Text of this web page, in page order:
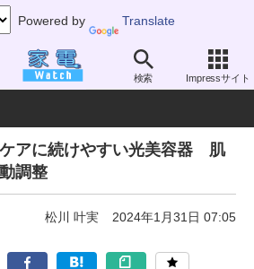
Powered by Translate
検索 Impressサイト
美容家電 脱毛機器
アに続けやすい光美容器 肌
調整
松川 叶実 2024年1月31日 07:05